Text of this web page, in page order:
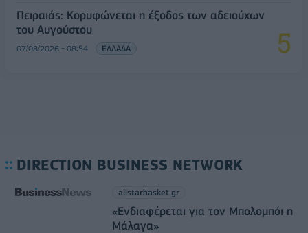
Πειραιάς: Κορυφώνεται η έξοδος των αδειούχων
του Αυγούστου
07/08/2026 - 08:54 ΕΛΛΑΔΑ
DIRECTION BUSINESS NETWORK
allstarbasket.gr
«Ενδιαφέρεται για τον Μπολομπόι η
Μάλαγα»